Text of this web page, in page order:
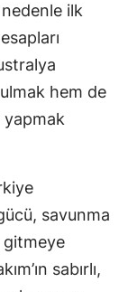
ilk
hem de
yapmak
savunma
gitmeye
sabırlı,